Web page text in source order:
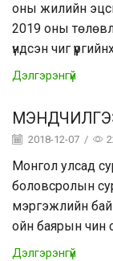
оны жилийн
2019 оны
үндсэн чиг
Дэлгэрэнгүй
2018-12-07 /
Монгол улсад
боловсролын
мэргэжлийн
ойн баярын чин
Дэлгэрэнгүй